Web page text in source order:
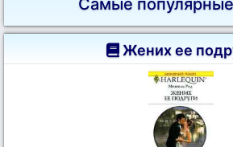
Самые
Жених ее